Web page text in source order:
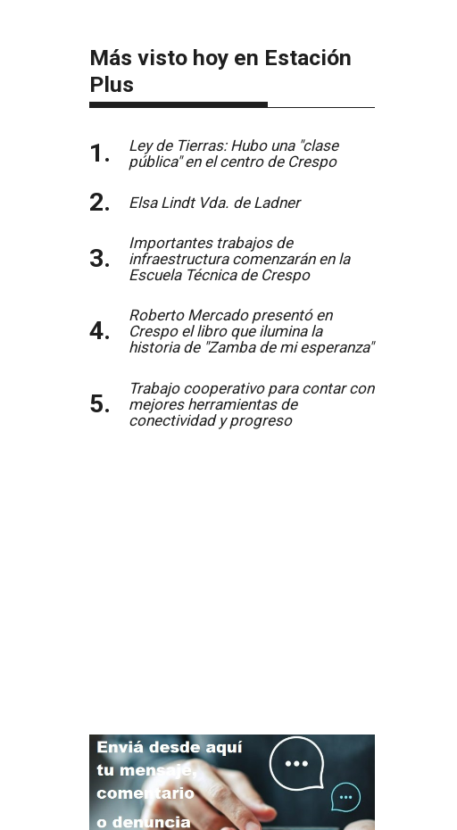
Más visto hoy en Estación
Plus
Ley de Tierras: Hubo una "clase
pública" en el centro de Crespo
Elsa Lindt Vda. de Ladner
Importantes trabajos de
infraestructura comenzarán en la
Escuela Técnica de Crespo
Roberto Mercado presentó en
Crespo el libro que ilumina la
historia de "Zamba de mi esperanza"
Trabajo cooperativo para contar con
mejores herramientas de
conectividad y progreso